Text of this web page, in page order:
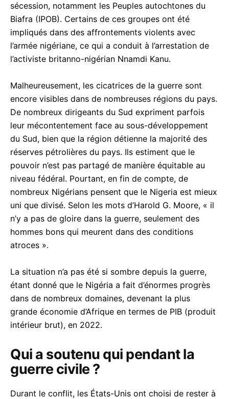
sécession, notamment les Peuples autochtones du
Biafra (IPOB). Certains de ces groupes ont été
impliqués dans des affrontements violents avec
l’armée nigériane, ce qui a conduit à l’arrestation de
l’activiste britanno-nigérian Nnamdi Kanu.
Malheureusement, les cicatrices de la guerre sont
encore visibles dans de nombreuses régions du pays.
De nombreux dirigeants du Sud expriment parfois
leur mécontentement face au sous-développement
du Sud, bien que la région détienne la majorité des
réserves pétrolières du pays. Ils estiment que le
pouvoir n’est pas partagé de manière équitable au
niveau fédéral. Pourtant, en fin de compte, de
nombreux Nigérians pensent que le Nigeria est mieux
uni que divisé. Selon les mots d’Harold G. Moore, « il
n’y a pas de gloire dans la guerre, seulement des
hommes bons qui meurent dans des conditions
atroces ».
La situation n’a pas été si sombre depuis la guerre,
étant donné que le Nigéria a fait d’énormes progrès
dans de nombreux domaines, devenant la plus
grande économie d’Afrique en termes de PIB (produit
intérieur brut), en 2022.
Qui a soutenu qui pendant la
guerre civile ?
Durant le conflit, les États-Unis ont choisi de rester à